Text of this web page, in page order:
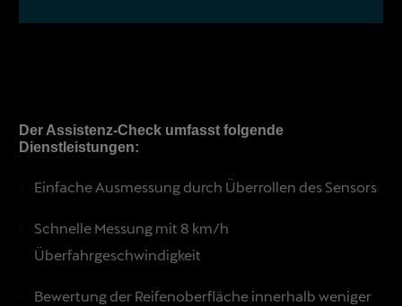
Der Assistenz-Check umfasst folgende
Dienstleistungen:
Einfache Ausmessung durch Überrollen des Sensors
Schnelle Messung mit 8 km/h
Überfahrgeschwindigkeit
Bewertung der Reifenoberfläche innerhalb weniger